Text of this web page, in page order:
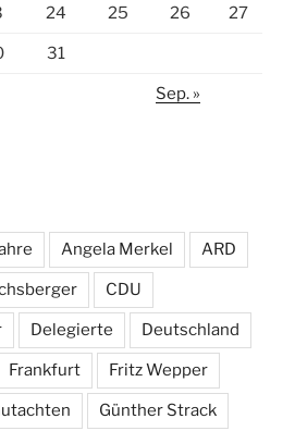
24 25 26 27
31
Sep. »
Angela Merkel ARD
CDU
Delegierte Deutschland
Frankfurt Fritz Wepper
Günther Strack